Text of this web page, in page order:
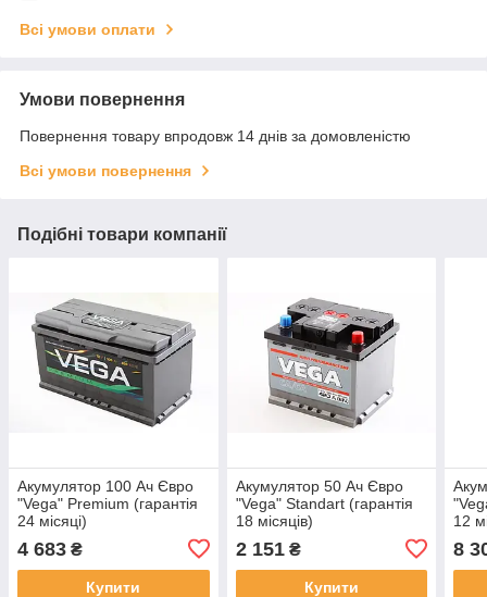
Всі умови оплати
Умови повернення
Повернення товару впродовж 14 днів за домовленістю
Всі умови повернення
Подібні товари компанії
Акумулятор 100 Ач Євро
"Vega" Premium (гарантія
24 місяці)
4 683 ₴
Купити
Акумулятор 50 Ач Євро
"Vega" Standart (гарантія
18 місяців)
2 151₴
Купити
12
8